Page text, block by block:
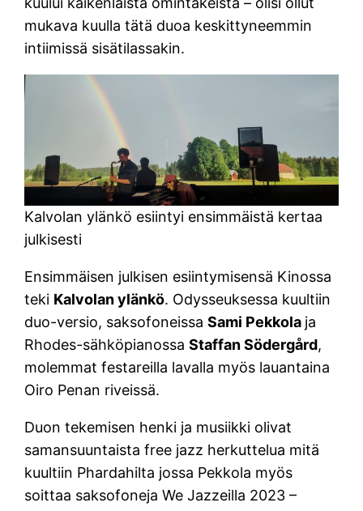
mukava kuulla tätä duoa keskittyneemmin
intiimissä sisätilassakin.
Kalvolan ylänkö esiintyi ensimmäistä kertaa
julkisesti
Ensimmäisen julkisen esiintymisensä Kinossa
teki Kalvolan ylänkö. Odysseuksessa kuultiin
duo-versio, saksofoneissaSami Pekkola ja
Rhodes-sähköpianossaStaffan Södergård,
molemmat festareilla lavalla myös lauantaina
Oiro Penan riveissä.
Duon tekemisen henki ja musiikki olivat
samansuuntaista free jazz herkuttelua mitä
kuultiin Phardahilta jossa Pekkola myös
soittaa saksofoneja We Jazzeilla 2023 –